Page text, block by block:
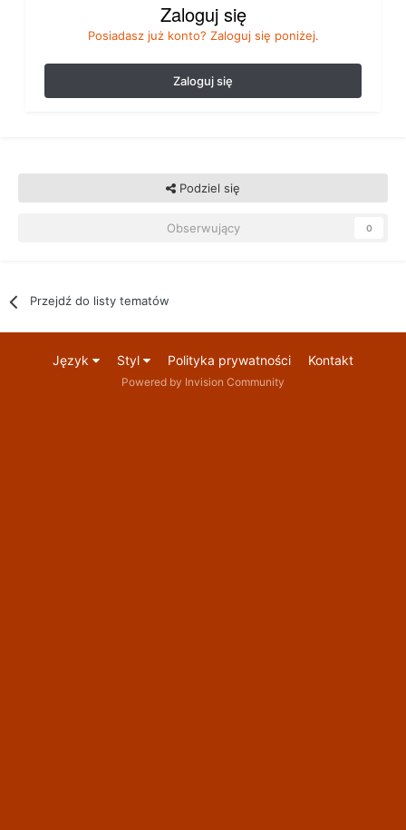
Zaloguj się
Posiadasz już konto? Zaloguj się poniżej.
Zaloguj się
Podziel się
Obserwujący 0
Przejdź do listy tematów
Język Styl Polityka prywatności Kontakt
Powered by Invision Community